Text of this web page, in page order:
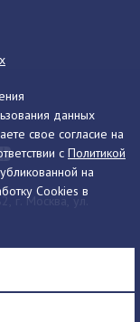
данных
свое согласие на
с Политикой
на
Cookies в
Москва, ул.
схема проезда